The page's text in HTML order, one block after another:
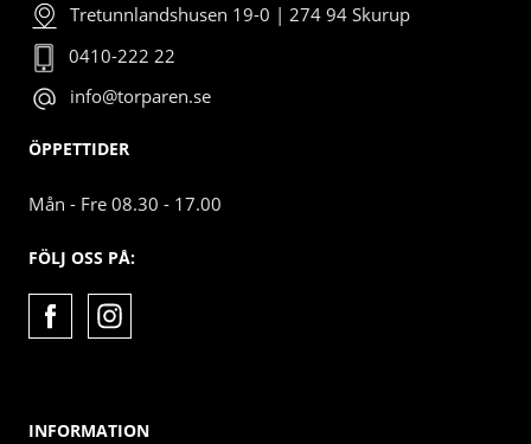
Tretunnlandshusen 19-0 | 274 94 Skurup
0410-222 22
info@torparen.se
ÖPPETTIDER
Mån - Fre 08.30 - 17.00
FÖLJ OSS PÅ:
INFORMATION